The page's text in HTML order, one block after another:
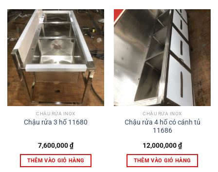
CHẬU RỬA INOX
Chậu rửa 3 hố 11680
7,600,000₫
THÊM VÀO GIỎ HÀNG
CHẬU RỬA INOX
Chậu rửa 4 hố có cánh tủ
11686
12,000,000₫
THÊM VÀO GIỎ HÀNG